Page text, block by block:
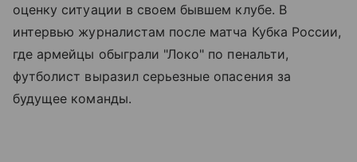
оценку ситуации в своем бывшем клубе. В
интервью журналистам после матча Кубка России,
где армейцы обыграли "Локо" по пенальти,
футболист выразил серьезные опасения за
будущее команды.